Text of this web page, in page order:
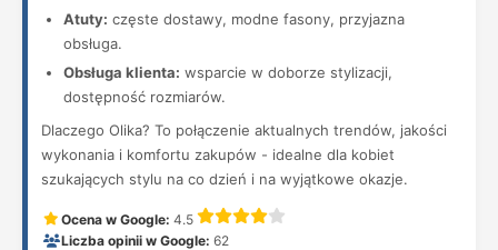
Atuty: częste dostawy, modne fasony, przyjazna
obsługa.
Obsługa klienta: wsparcie w doborze stylizacji,
dostępność rozmiarów.
Dlaczego Olika? To połączenie aktualnych trendów, jakości
wykonania i komfortu zakupów - idealne dla kobiet
szukających stylu na co dzień i na wyjątkowe okazje.
Ocena w Google: 4.5
Liczba opinii w Google: 62